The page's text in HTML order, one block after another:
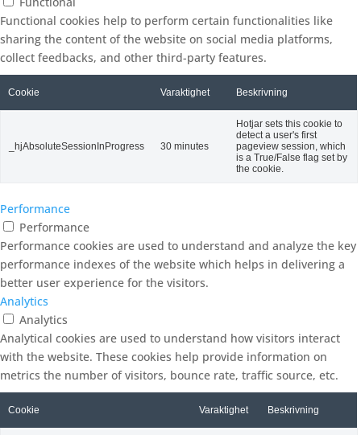
Functional cookies help to perform certain functionalities like
sharing the content of the website on social media platforms,
collect feedbacks, and other third-party features.
Cookie Varaktighet Beskrivning
_hjAbsoluteSessionInProgress 30 minutes
Hotjar sets this cookie to
detect a user's first
pageview session, which
is a True/False flag set by
the cookie.
Performance
Performance
Performance cookies are used to understand and analyze the key
performance indexes of the website which helps in delivering a
better user experience for the visitors.
Analytics
Analytics
Analytical cookies are used to understand how visitors interact
with the website. These cookies help provide information on
metrics the number of visitors, bounce rate, traffic source, etc.
Cookie Varaktighet Beskrivning